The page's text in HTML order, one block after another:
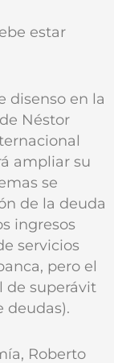
estar
disenso en la
Néstor
ampliar su
se
de la deuda
ingresos
servicios
pero el
de superávit
deudas).
Roberto